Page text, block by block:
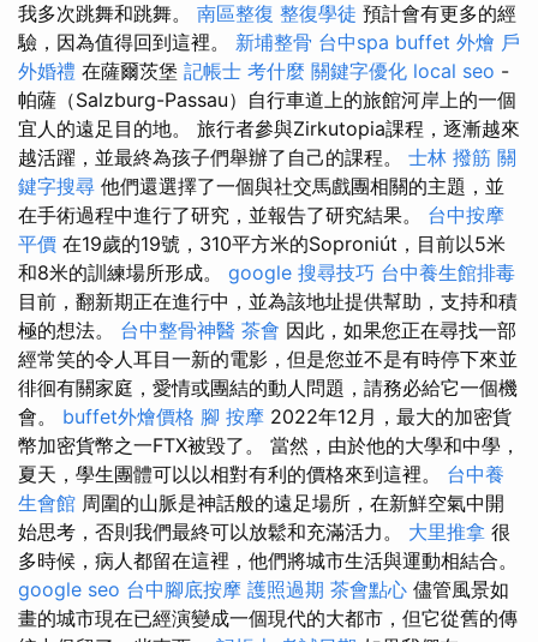
我多次跳舞和跳舞。 南區整復 整復學徒 預計會有更多的經
驗，因為值得回到這裡。 新埔整骨 台中spa buffet 外燴 戶
外婚禮 在薩爾茨堡 記帳士 考什麼 關鍵字優化 local seo -
帕薩（Salzburg-Passau）自行車道上的旅館河岸上的一個
宜人的遠足目的地。 旅行者參與Zirkutopia課程，逐漸越來
越活躍，並最終為孩子們舉辦了自己的課程。 士林 撥筋 關
鍵字搜尋 他們還選擇了一個與社交馬戲團相關的主題，並
在手術過程中進行了研究，並報告了研究結果。 台中按摩
平價 在19歲的19號，310平方米的Soproniút，目前以5米
和8米的訓練場所形成。 google 搜尋技巧 台中養生館排毒
目前，翻新期正在進行中，並為該地址提供幫助，支持和積
極的想法。 台中整骨神醫 茶會 因此，如果您正在尋找一部
經常笑的令人耳目一新的電影，但是您並不是有時停下來並
徘徊有關家庭，愛情或團結的動人問題，請務必給它一個機
會。 buffet外燴價格 腳 按摩 2022年12月，最大的加密貨
幣加密貨幣之一FTX被毀了。 當然，由於他的大學和中學，
夏天，學生團體可以以相對有利的價格來到這裡。 台中養
生會館 周圍的山脈是神話般的遠足場所，在新鮮空氣中開
始思考，否則我們最終可以放鬆和充滿活力。 大里推拿 很
多時候，病人都留在這裡，他們將城市生活與運動相結合。
google seo 台中腳底按摩 護照過期 茶會點心 儘管風景如
畫的城市現在已經演變成一個現代的大都市，但它從舊的傳